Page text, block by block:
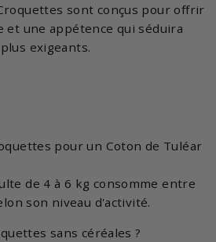
sont conçus pour offrir
et une appétence qui séduira
exigeants.
pour un Coton de Tuléar
de 4 à 6 kg consomme entre
son niveau d'activité.
sans céréales ?